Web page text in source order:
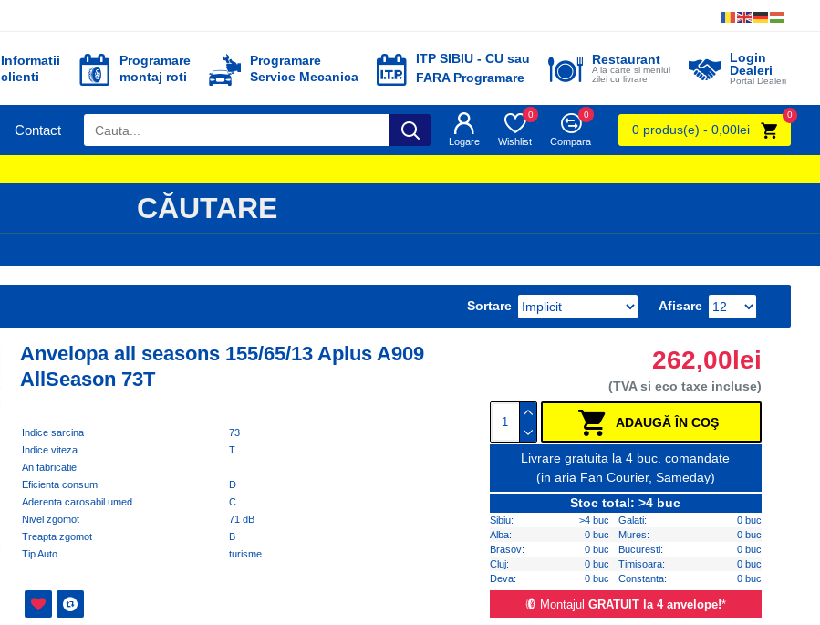
Informatii
clienti
Programare
montaj roti
Programare
Service Mecanica
ITP SIBIU - CU sau
FARA Programare
Restaurant
A la carte si meniul
zilei cu livrare
Login
Dealeri
Portal Dealeri
Contact
Logare Wishlist
0
Compara
0
0 produs(e) - 0,00lei
0
CĂUTARE
Sortare Afisare
Anvelopa all seasons 155/65/13 Aplus A909
AllSeason 73T
Indice sarcina
73
Indice viteza
T
An fabricatie
Eficienta consum
D
Aderenta carosabil umed
C
Nivel zgomot
71 dB
Treapta zgomot
B
Tip Auto
turisme
262,00lei
(TVA si eco taxe incluse)
ADAUGĂ ÎN COŞ
Livrare gratuita la 4 buc. comandate
(in aria Fan Courier, Sameday)
Stoc total: >4 buc
Sibiu: >4 buc Galati:
0 buc
Alba:
0 buc Mures:
0 buc
Brasov:
0 buc Bucuresti:
0 buc
Cluj:
0 buc Timisoara:
0 buc
Deva:
0 buc Constanta: 0 buc
MontajulGRATUIT la 4 anvelope!*